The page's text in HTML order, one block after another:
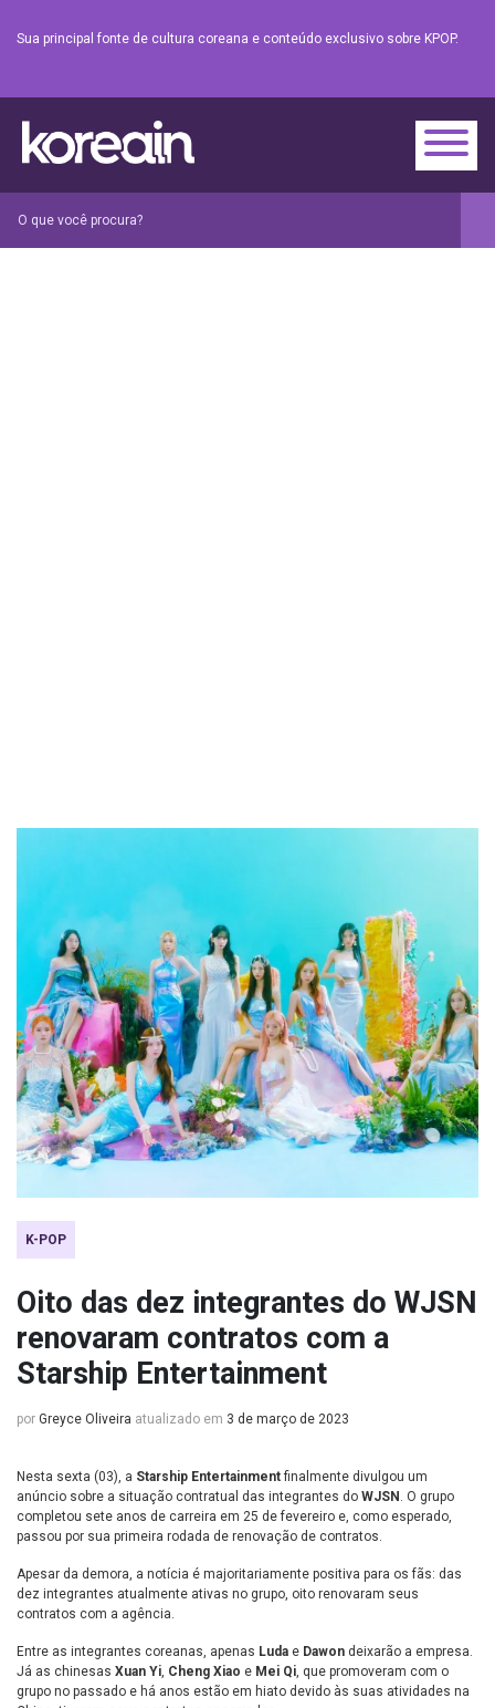
Sua principal fonte de cultura coreana e conteúdo exclusivo sobre KPOP.
K-POP
Oito das dez integrantes do WJSN
renovaram contratos com a
Starship Entertainment
por Greyce Oliveira atualizado em 3 de março de 2023
Nesta sexta (03), a Starship Entertainmentfinalmente divulgou um
anúncio sobre a situação contratual das integrantes do WJSN . O grupo
completou sete anos de carreira em 25 de fevereiro e, como esperado,
passou por sua primeira rodada de renovação de contratos.
Apesar da demora, a notícia é majoritariamente positiva para os fãs: das
dez integrantes atualmente ativas no grupo, oito renovaram seus
contratos com a agência.
Entre as integrantes coreanas, apenas Luda e Dawon deixarão a empresa.
Já as chinesas Xuan Yi, Cheng Xiao e Mei Qi, que promoveram com o
grupo no passado e há anos estão em hiato devido às suas atividades na